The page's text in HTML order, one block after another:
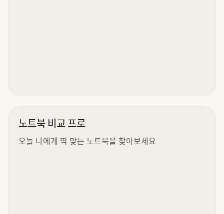
노트북 비교 프로
오늘 나에게 딱 맞는 노트북을 찾아보세요